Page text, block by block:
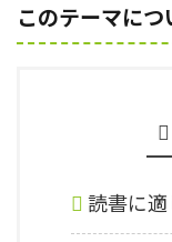
このテーマに
読書に